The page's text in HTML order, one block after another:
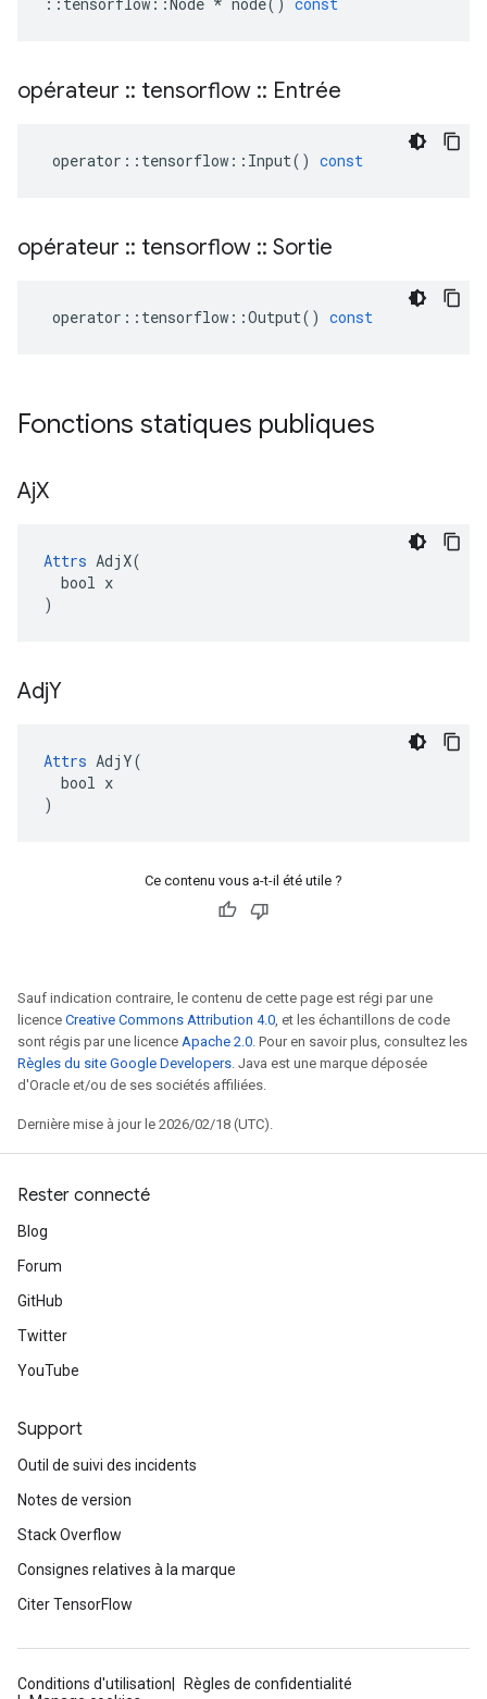
opérateur :: tensorflow :: Entrée
operator :: tensorflow :: Input() const
opérateur :: tensorflow :: Sortie
operator :: tensorflow ::Output() const
Fonctions statiques publiques
AjX
Attrs AdjX(
  bool x
)
AdjY
Attrs AdjY(
  bool x
)
Ce contenu vous a-t-il été utile ?
Sauf indication contraire, le contenu de cette page est régi par une
licence Creative Commons Attribution 4.0, et les échantillons de code
sont régis par une licence Apache 2.0. Pour en savoir plus, consultez les
Règles du site Google Developers. Java est une marque déposée
d'Oracle et/ou de ses sociétés affiliées.
Dernière mise à jour le 2026/02/18 (UTC).
Rester connecté
Blog
Forum
GitHub
Twitter
YouTube
Support
Outil de suivi des incidents
Notes de version
Stack Overflow
Consignes relatives à la marque
Citer TensorFlow
Conditions d'utilisation
Règles de confidentialité